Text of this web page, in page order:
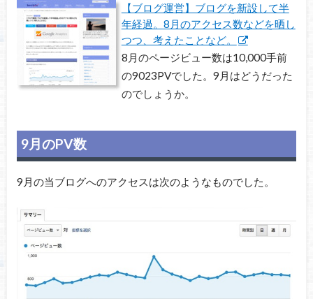
【ブログ運営】ブログを新設して半
年経過。8月のアクセス数などを晒し
つつ、考えたことなど。
8月のページビュー数は10,000手前
の9023PVでした。9月はどうだった
のでしょうか。
9月のPV数
9月の当ブログへのアクセスは次のようなものでした。